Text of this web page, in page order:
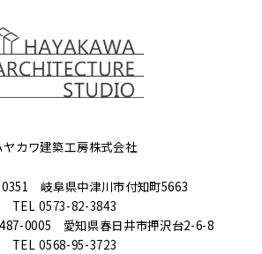
ヤカワ建築工房株式会社
0351 岐阜県中津川市付知町5663
TEL0573-82-3843
0005 愛知県春日井市押沢台2-6-8
TEL0568-95-3723